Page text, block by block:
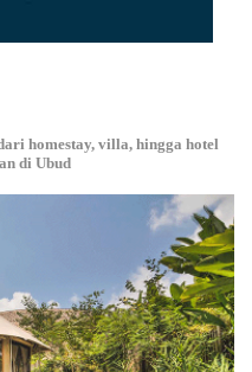
homestay, villa, hingga hotel
di Ubud